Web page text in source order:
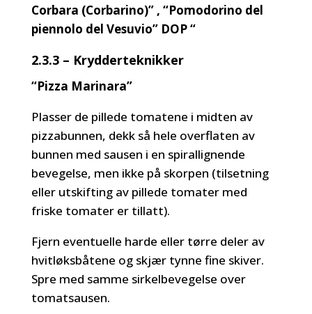
Corbara (Corbarino)” , “Pomodorino del
piennolo del Vesuvio” DOP “
2.3.3 – Krydderteknikker
“Pizza Marinara”
Plasser de pillede tomatene i midten av
pizzabunnen, dekk så hele overflaten av
bunnen med sausen i en spirallignende
bevegelse, men ikke på skorpen (tilsetning
eller utskifting av pillede tomater med
friske tomater er tillatt).
Fjern eventuelle harde eller tørre deler av
hvitløksbåtene og skjær tynne fine skiver.
Spre med samme sirkelbevegelse over
tomatsausen.